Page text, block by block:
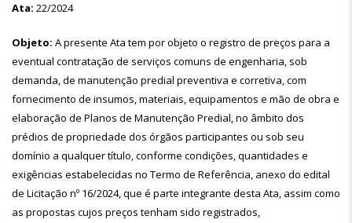
Ata: 22/2024
Objeto: A presente Ata tem por objeto o registro de preços para a
eventual contratação de serviços comuns de engenharia, sob
demanda, de manutenção predial preventiva e corretiva, com
fornecimento de insumos, materiais, equipamentos e mão de obra e
elaboração de Planos de Manutenção Predial, no âmbito dos
prédios de propriedade dos órgãos participantes ou sob seu
domínio a qualquer título, conforme condições, quantidades e
exigências estabelecidas no Termo de Referência, anexo do edital
de Licitação nº 16/2024, que é parte integrante desta Ata, assim como
as propostas cujos preços tenham sido registrados,